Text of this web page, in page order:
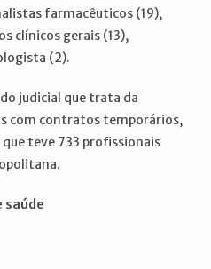
farmacêuticos (19),
clínicos gerais (13),
(2).
judicial que trata da
com contratos temporários,
teve 733 profissionais
saúde